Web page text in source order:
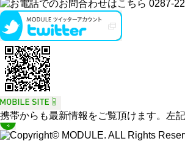
携帯からも最新情報をご覧頂けます。左